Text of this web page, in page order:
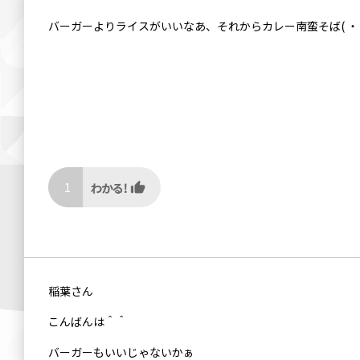
バーガーよりライスがいいなあ、それからカレー南蛮そば(
1
稲葉さん
こんばんは＾＾
バーガーもいいじゃないかぁ